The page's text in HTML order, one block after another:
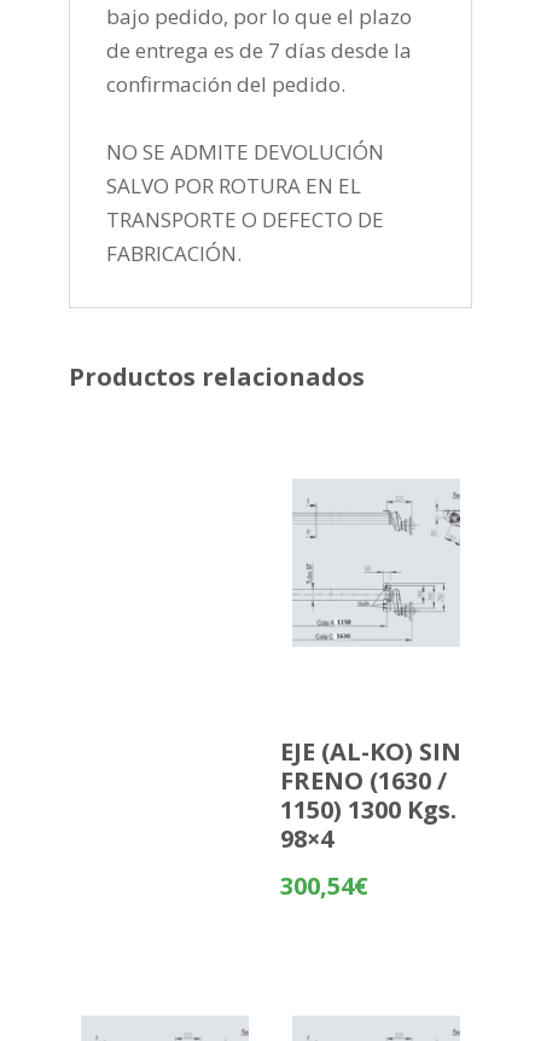
bajo pedido, por lo que el plazo
de entrega es de 7 días desde la
confirmación del pedido.
NO SE ADMITE DEVOLUCIÓN
SALVO POR ROTURA EN EL
TRANSPORTE O DEFECTO DE
FABRICACIÓN.
Productos relacionados
EJE (AL-KO) SIN
FRENO (1630 /
1150) 1300 Kgs.
98×4
300,54€